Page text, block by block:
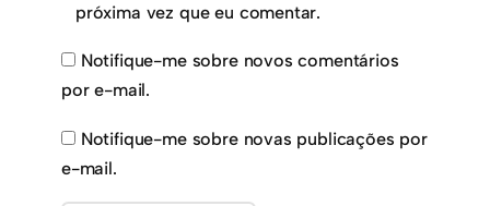
próxima vez que eu comentar.
Notifique-me sobre novos comentários
por e-mail.
Notifique-me sobre novas publicações por
e-mail.